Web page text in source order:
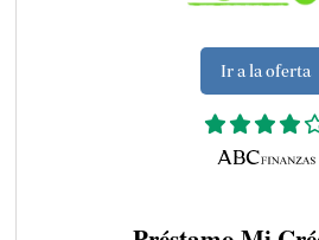
Ir a la oferta